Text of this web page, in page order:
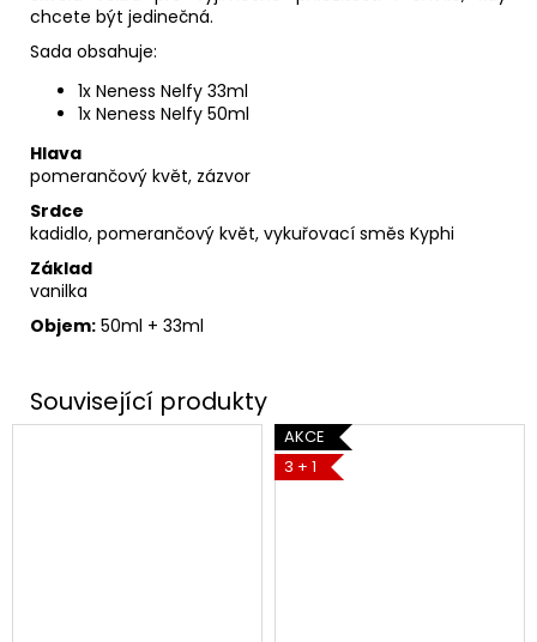
chcete být jedinečná.
Sada obsahuje:
1x Neness Nelfy 33ml
1x Neness Nelfy 50ml
Hlava
pomerančový květ, zázvor
Srdce
kadidlo, pomerančový květ, vykuřovací směs Kyphi
Základ
vanilka
Objem: 50ml + 33ml
AKCE
3 + 1